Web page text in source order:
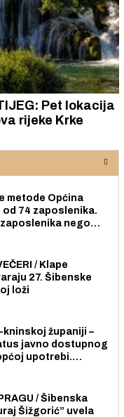
Pet lokacija
rijeke Krke
metode Općina
od 74 zaposlenika.
nego
/ Klape
27. Šibenske
loži
kninskoj županiji –
javno dostupnog
upotrebi.
/ Šibenska
Šižgorić” uvela